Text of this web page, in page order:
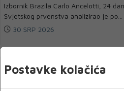
Izbornik Brazila Carlo Ancelotti, 24
Svjetskog prvenstva analizirao je po...
30 SRP 2026
Postavke kolačića